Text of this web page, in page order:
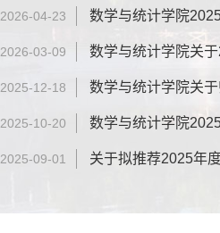
常态化长效化，赓续北疆
干担当精神，7月1日，数
部、学生党支部前往集宁
七一·忆峥嵘 踏征程”主题
集宁三次战役浴血奋战的
生党员面向鲜红党旗庄严
2026-04-23
2026-03-09
2025-12-18
2025-10-20
2025-09-01